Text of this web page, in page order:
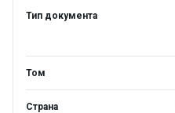
Тип документа
Том
Страна